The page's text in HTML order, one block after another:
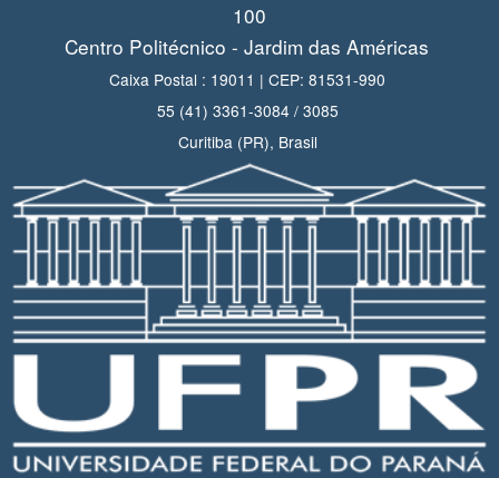
100
Centro Politécnico - Jardim das Américas
Caixa Postal : 19011 | CEP: 81531-990
55 (41) 3361-3084 / 3085
Curitiba (PR), Brasil